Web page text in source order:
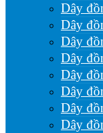
Dây
Dây
Dây
Dây
Dây
Dây
Dây
Dây